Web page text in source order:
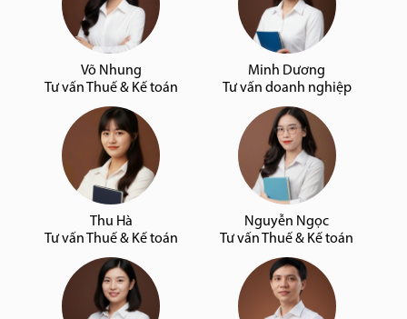
Võ Nhung
Tư vấn Thuế & Kế toán
Minh Dương
Tư vấn doanh nghiệp
Thu Hà
Tư vấn Thuế & Kế toán
Nguyễn Ngọc
Tư vấn Thuế & Kế toán